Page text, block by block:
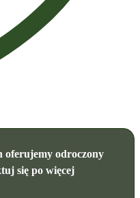
oferujemy odroczony
się po więcej